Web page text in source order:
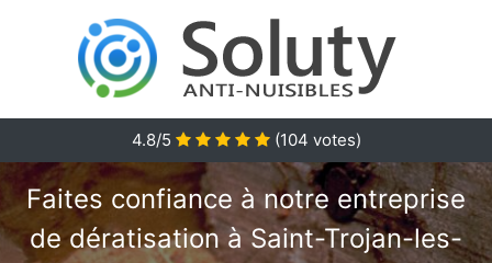
4.8/5 (104 votes)
Faites confiance à notre entreprise
de dératisation à Saint-Trojan-les-